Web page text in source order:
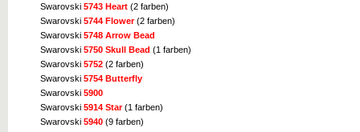
Swarovski 5743 Heart (2 farben)
Swarovski 5744 Flower(2 farben)
Swarovski 5748 Arrow Bead
Swarovski 5750 Skull Bead (1 farben)
Swarovski 5752 (2 farben)
Swarovski 5754 Butterfly
Swarovski 5900
Swarovski 5914 Star(1 farben)
Swarovski 5940 (9 farben)